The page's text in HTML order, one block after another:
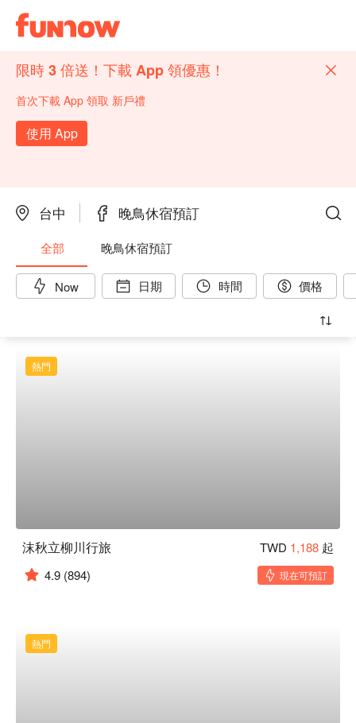
限時 3 倍送！下載 App 領優惠！
首次下載 App 領取 新戶禮
使用 App
台中 晚鳥休宿預訂
全部 晚鳥休宿預訂
Now 日期 時間 價格
熱門
沫秋立柳川行旅 TWD 1,188 起
4.9 (894) 現在可預訂
熱門